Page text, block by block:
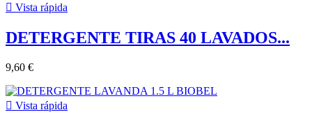
 Vista rápida
DETERGENTE TIRAS 40 LAVADOS...
9,60 €
 Vista rápida